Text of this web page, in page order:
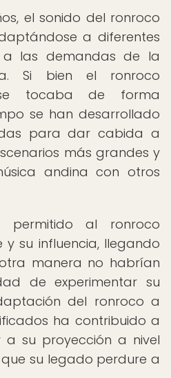
el sonido del ronroco
a diferentes
a las demandas de la
Si bien el ronroco
se tocaba de forma
se han desarrollado
para dar cabida a
más grandes y
andina con otros
permitido al ronroco
su influencia, llegando
manera no habrían
de experimentar su
del ronroco a
ha contribuido a
su proyección a nivel
su legado perdure a